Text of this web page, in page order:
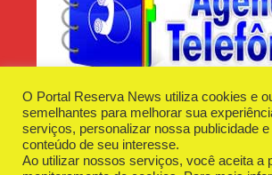
Desenvolvido e Hospedado porPlugin
O Portal Reserva News utiliza cookies e
semelhantes para melhorar sua
serviços, personalizar nossa publicidade
conteúdo de seu interesse.
Ao utilizar nossos serviços, você aceita a